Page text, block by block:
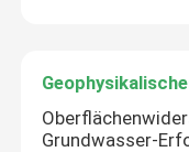
Grundwasser-